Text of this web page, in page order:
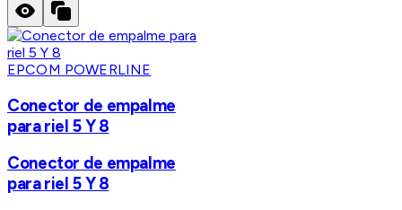
EPCOM POWERLINE
Conector de empalme
para riel 5 Y 8
Conector de empalme
para riel 5 Y 8